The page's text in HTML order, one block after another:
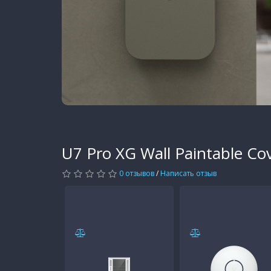
U7 Pro XG Wall Paintable
0 отзывов/ Написать отзыв